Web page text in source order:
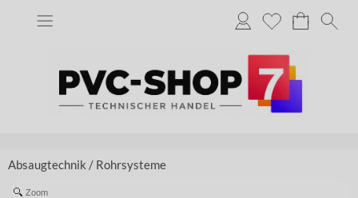
Absaugtechnik / Rohrsysteme
Zoom